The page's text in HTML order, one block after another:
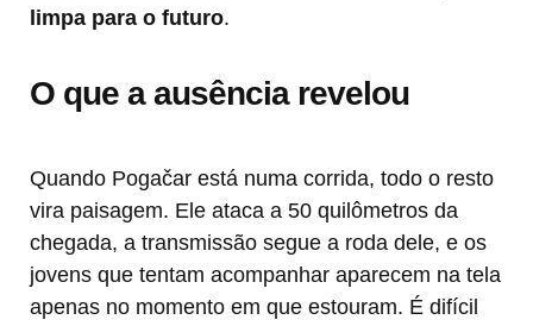
limpa para o futuro.
O que a ausência revelou
Quando Pogačar está numa corrida, todo o resto
vira paisagem. Ele ataca a 50 quilômetros da
chegada, a transmissão segue a roda dele, e os
jovens que tentam acompanhar aparecem na tela
apenas no momento em que estouram. É difícil